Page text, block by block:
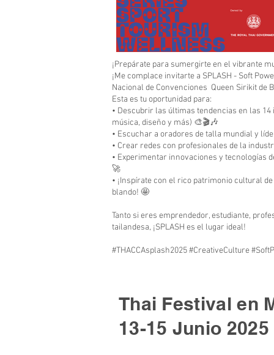
¡Prepárate para sumergirte en el vibrante
¡Me complace invitarte a SPLASH - Soft
Nacional de Convenciones Queen Sirikit de
Esta es tu oportunidad para:
• Descubrir las últimas tendencias en las
música, diseño y más) 🎨🎬🎶
• Escuchar a oradores de talla mundial y
• Crear redes con profesionales de la
• Experimentar innovaciones y tecnologías
🚀
• ¡Inspírate con el rico patrimonio cultural
blando! 🤩
Tanto si eres emprendedor, estudiante,
tailandesa, ¡SPLASH es el lugar ideal!
#THACCAsplash2025 #CreativeCulture
Thai Festival en
13-15 Junio 2025